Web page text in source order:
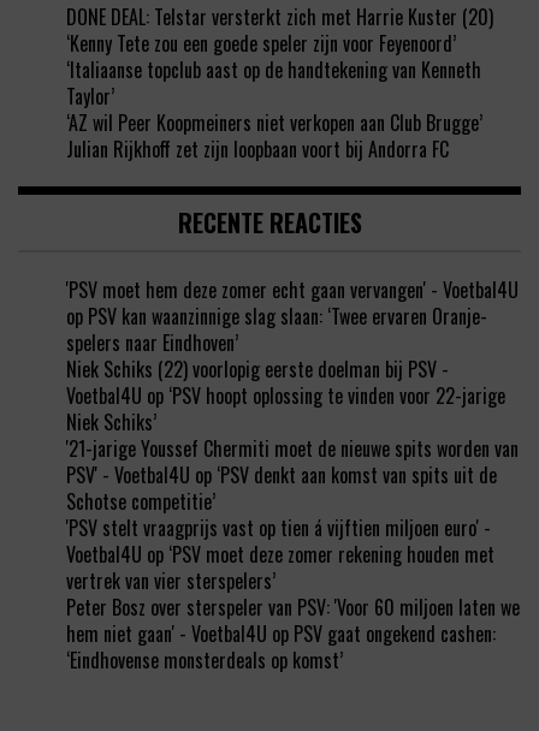
DONE DEAL: Telstar versterkt zich met Harrie Kuster (20)
‘Kenny Tete zou een goede speler zijn voor Feyenoord’
‘Italiaanse topclub aast op de handtekening van Kenneth
Taylor’
‘AZ wil Peer Koopmeiners niet verkopen aan Club Brugge’
Julian Rijkhoff zet zijn loopbaan voort bij Andorra FC
RECENTE REACTIES
'PSV moet hem deze zomer echt gaan vervangen' - Voetbal4U
op PSV kan waanzinnige slag slaan: ‘Twee ervaren Oranje-
spelers naar Eindhoven’
Niek Schiks (22) voorlopig eerste doelman bij PSV -
Voetbal4U op ‘PSV hoopt oplossing te vinden voor 22-jarige
Niek Schiks’
'21-jarige Youssef Chermiti moet de nieuwe spits worden van
PSV' - Voetbal4U op ‘PSV denkt aan komst van spits uit de
Schotse competitie’
'PSV stelt vraagprijs vast op tien á vijftien miljoen euro' -
Voetbal4U op ‘PSV moet deze zomer rekening houden met
vertrek van vier sterspelers’
Peter Bosz over sterspeler van PSV: 'Voor 60 miljoen laten we
hem niet gaan' - Voetbal4U op PSV gaat ongekend cashen:
‘Eindhovense monsterdeals op komst’